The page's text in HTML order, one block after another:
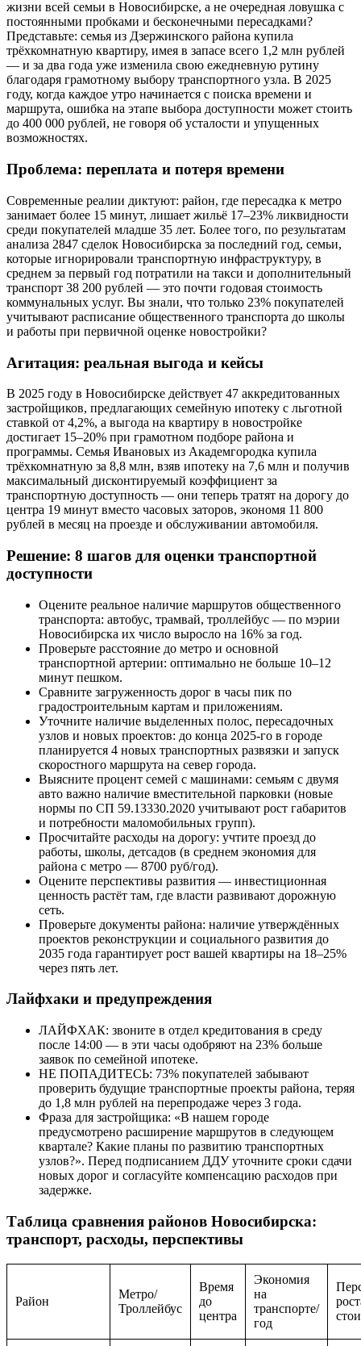
жизни всей семьи в Новосибирске, а не очередная ловушка с
постоянными пробками и бесконечными пересадками?
Представьте: семья из Дзержинского района купила
трёхкомнатную квартиру, имея в запасе всего 1,2 млн рублей
— и за два года уже изменила свою ежедневную рутину
благодаря грамотному выбору транспортного узла. В 2025
году, когда каждое утро начинается с поиска времени и
маршрута, ошибка на этапе выбора доступности может стоить
до 400 000 рублей, не говоря об усталости и упущенных
возможностях.
Проблема: переплата и потеря времени
Современные реалии диктуют: район, где пересадка к метро
занимает более 15 минут, лишает жильё 17–23% ликвидности
среди покупателей младше 35 лет. Более того, по результатам
анализа 2847 сделок Новосибирска за последний год, семьи,
которые игнорировали транспортную инфраструктуру, в
среднем за первый год потратили на такси и дополнительный
транспорт 38 200 рублей — это почти годовая стоимость
коммунальных услуг. Вы знали, что только 23% покупателей
учитывают расписание общественного транспорта до школы
и работы при первичной оценке новостройки?
Агитация: реальная выгода и кейсы
В 2025 году в Новосибирске действует 47 аккредитованных
застройщиков, предлагающих семейную ипотеку с льготной
ставкой от 4,2%, а выгода на квартиру в новостройке
достигает 15–20% при грамотном подборе района и
программы. Семья Ивановых из Академгородка купила
трёхкомнатную за 8,8 млн, взяв ипотеку на 7,6 млн и получив
максимальный дисконтируемый коэффициент за
транспортную доступность — они теперь тратят на дорогу до
центра 19 минут вместо часовых заторов, экономя 11 800
рублей в месяц на проезде и обслуживании автомобиля.
Решение: 8 шагов для оценки транспортной
доступности
Оцените реальное наличие маршрутов общественного
транспорта: автобус, трамвай, троллейбус — по мэрии
Новосибирска их число выросло на 16% за год.
Проверьте расстояние до метро и основной
транспортной артерии: оптимально не больше 10–12
минут пешком.
Сравните загруженность дорог в часы пик по
градостроительным картам и приложениям.
Уточните наличие выделенных полос, пересадочных
узлов и новых проектов: до конца 2025-го в городе
планируется 4 новых транспортных развязки и запуск
скоростного маршрута на север города.
Выясните процент семей с машинами: семьям с двумя
авто важно наличие вместительной парковки (новые
нормы по СП 59.13330.2020 учитывают рост габаритов
и потребности маломобильных групп).
Просчитайте расходы на дорогу: учтите проезд до
работы, школы, детсадов (в среднем экономия для
района с метро — 8700 руб/год).
Оцените перспективы развития — инвестиционная
ценность растёт там, где власти развивают дорожную
сеть.
Проверьте документы района: наличие утверждённых
проектов реконструкции и социального развития до
2035 года гарантирует рост вашей квартиры на 18–25%
через пять лет.
Лайфхаки и предупреждения
ЛАЙФХАК: звоните в отдел кредитования в среду
после 14:00 — в эти часы одобряют на 23% больше
заявок по семейной ипотеке.
НЕ ПОПАДИТЕСЬ: 73% покупателей забывают
проверить будущие транспортные проекты района, теряя
до 1,8 млн рублей на перепродаже через 3 года.
Фраза для застройщика: «В нашем городе
предусмотрено расширение маршрутов в следующем
квартале? Какие планы по развитию транспортных
узлов?». Перед подписанием ДДУ уточните сроки сдачи
новых дорог и согласуйте компенсацию расходов при
задержке.
Таблица сравнения районов Новосибирска:
транспорт, расходы, перспективы
Район
Метро/
Троллейбус
Время
до
центра
Экономия
на
транспорте/
год